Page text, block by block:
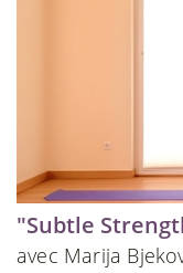
"Subtle
avec Marija